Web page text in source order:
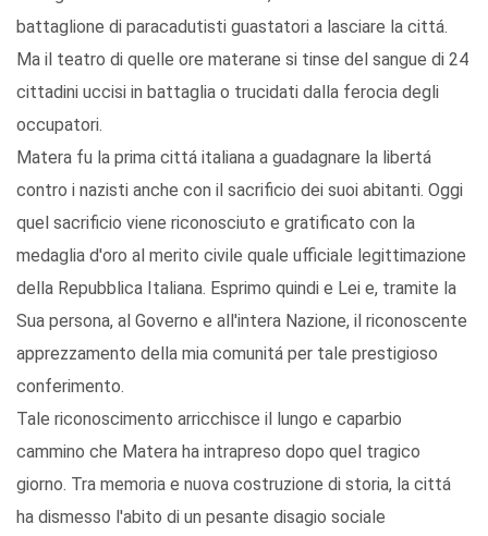
battaglione di paracadutisti guastatori a lasciare la cittá.
Ma il teatro di quelle ore materane si tinse del sangue di 24
cittadini uccisi in battaglia o trucidati dalla ferocia degli
occupatori.
Matera fu la prima cittá italiana a guadagnare la libertá
contro i nazisti anche con il sacrificio dei suoi abitanti. Oggi
quel sacrificio viene riconosciuto e gratificato con la
medaglia d'oro al merito civile quale ufficiale legittimazione
della Repubblica Italiana. Esprimo quindi e Lei e, tramite la
Sua persona, al Governo e all'intera Nazione, il riconoscente
apprezzamento della mia comunitá per tale prestigioso
conferimento.
Tale riconoscimento arricchisce il lungo e caparbio
cammino che Matera ha intrapreso dopo quel tragico
giorno. Tra memoria e nuova costruzione di storia, la cittá
ha dismesso l'abito di un pesante disagio sociale